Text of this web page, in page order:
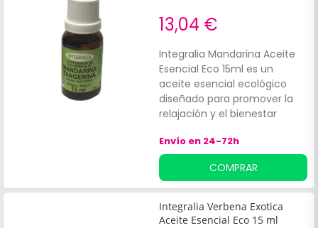
duradero.
13,04 €
Integralia Mandarina Aceite
Esencial Eco 15ml es un
aceite esencial ecológico
diseñado para promover la
relajación y el bienestar
de mandarina (Citrus
reticulata) de cultivo
ecológico, este producto es
ideal para quienes buscan
fomentar un ambiente de
calma en el hogar.
Envío en 24-72h
COMPRAR
Integralia Verbena Exotica
Aceite Esencial Eco 15 ml